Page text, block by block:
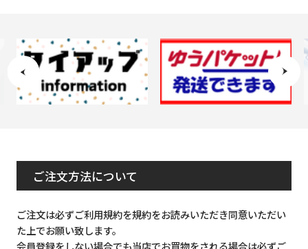
ご注文方法について
ご注文は必ずご利用規約を規約をお読みいただき同意いただい
た上でお願い致します。
会員登録をしない場合でも当店でお買物をされる場合は必ずご